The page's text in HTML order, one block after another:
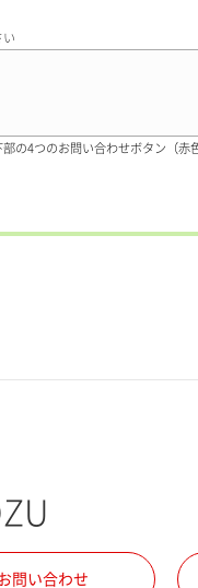
い
の4つのお問い合わせボタン（赤
問い合わせ